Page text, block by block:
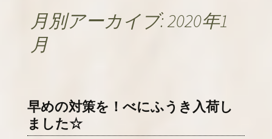
月別アーカイブ: 2020年1
月
早めの対策を！べにふうき入荷し
ました☆